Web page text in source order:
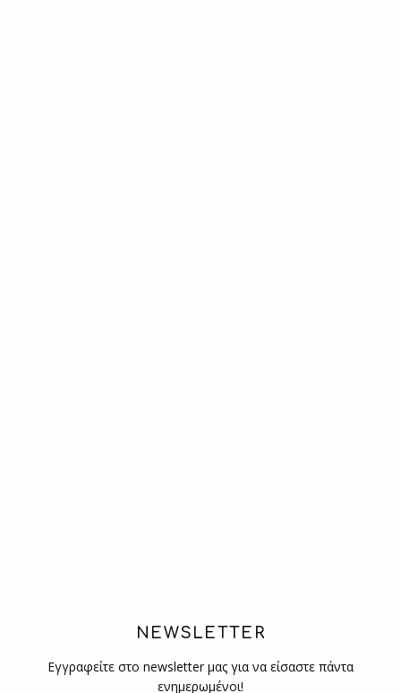
NEWSLETTER
Εγγραφείτε στο newsletter μας για να είσαστε πάντα
ενημερωμένοι!